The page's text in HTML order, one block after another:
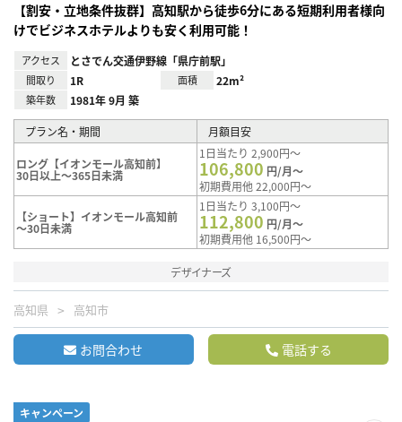
【割安・立地条件抜群】高知駅から徒歩6分にある短期利用者様向
けでビジネスホテルよりも安く利用可能！
アクセス とさでん交通伊野線「県庁前駅」
間取り 1R 面積 22m²
築年数 1981年 9月 築
プラン名・期間 月額目安
ロング【イオンモール高知前】
30日以上～365日未満
1日当たり 2,900円～
106,800 円/月～
初期費用他 22,000円～
【ショート】イオンモール高知前
～30日未満
1日当たり 3,100円～
112,800 円/月～
初期費用他 16,500円～
デザイナーズ
高知県 高知市
お問合わせ 電話する
キャンペーン